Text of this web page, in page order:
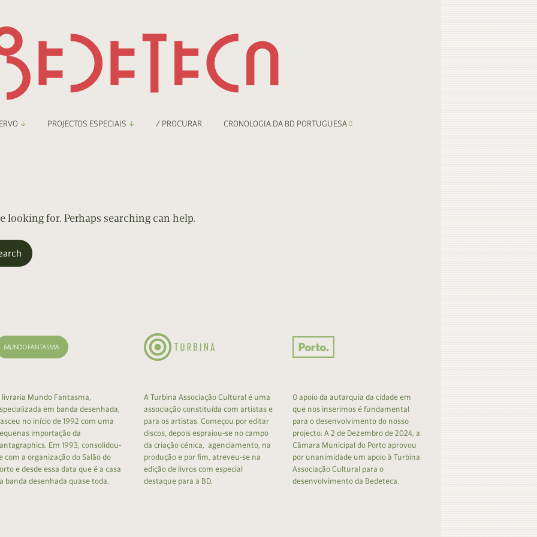
Digital
PROJECTOS ESPECIAIS / PROCURAR CRONOLOGIA DA BD PORTUGUESA
looking for. Perhaps searching can help.
livraria Mundo Fantasma,
em banda desenhada,
no início de 1992 com uma
importação da
Em 1993, consolidou-
com a organização do Salão do
e desde essa data que é a casa
banda desenhada quase toda.
A Turbina Associação Cultural é uma
associação constituída com artistas e
para os artistas. Começou por editar
discos, depois espraiou-se no campo
da criação cénica, agenciamento, na
produção e por fim, atreveu-se na
edição de livros com especial
destaque para a BD.
O apoio da autarquia da cidade em
que nos inserimos é fundamental
para o desenvolvimento do nosso
projecto: A 2 de Dezembro de 2024, a
Câmara Municipal do Porto aprovou
por unanimidade um apoio à Turbina
Associação Cultural para o
desenvolvimento da Bedeteca.